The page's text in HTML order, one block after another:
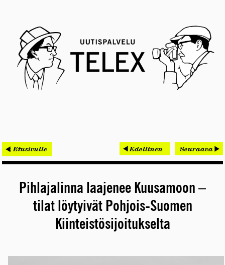
< Etusivulle Edellinen Seuraava
Pihlajalinna laajenee Kuusamoon –
tilat löytyivät Pohjois-Suomen
Kiinteistösijoitukselta